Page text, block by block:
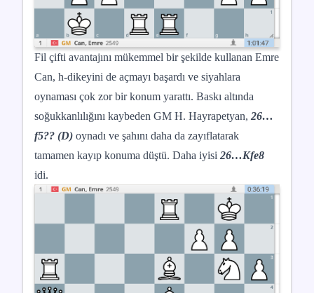
Fil çifti avantajını mükemmel bir şekilde kullanan Emre
Can, h-dikeyini de açmayı başardı ve siyahlara
oynaması çok zor bir konum yarattı. Baskı altında
soğukkanlılığını kaybeden GM H. Hayrapetyan, 26…
f5?? (D) oynadı ve şahını daha da zayıflatarak
tamamen kayıp konuma düştü. Daha iyisi 26…Kfe8
idi.